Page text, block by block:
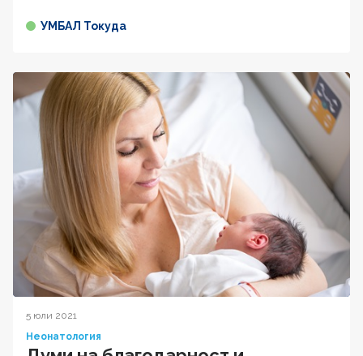
УМБАЛ Токуда
5 юли 2021
Неонатология